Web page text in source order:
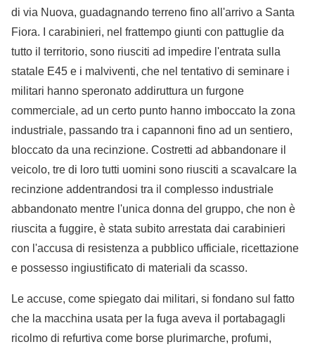
di via Nuova, guadagnando terreno fino all'arrivo a Santa
Fiora. I carabinieri, nel frattempo giunti con pattuglie da
tutto il territorio, sono riusciti ad impedire l'entrata sulla
statale E45 e i malviventi, che nel tentativo di seminare i
militari hanno speronato addiruttura un furgone
commerciale, ad un certo punto hanno imboccato la zona
industriale, passando tra i capannoni fino ad un sentiero,
bloccato da una recinzione. Costretti ad abbandonare il
veicolo, tre di loro tutti uomini sono riusciti a scavalcare la
recinzione addentrandosi tra il complesso industriale
abbandonato mentre l'unica donna del gruppo, che non è
riuscita a fuggire, è stata subito arrestata dai carabinieri
con l'accusa di resistenza a pubblico ufficiale, ricettazione
e possesso ingiustificato di materiali da scasso.
Le accuse, come spiegato dai militari, si fondano sul fatto
che la macchina usata per la fuga aveva il portabagagli
ricolmo di refurtiva come borse plurimarche, profumi,